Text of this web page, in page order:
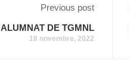
Previous post
DE TGMNL
18 novembre, 2022